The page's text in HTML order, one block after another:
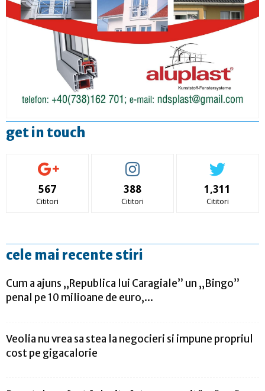
get in touch
567
Cititori
388
Cititori
1,311
Cititori
cele mai recente stiri
Cum a ajuns „Republica lui Caragiale” un „Bingo”
penal pe 10 milioane de euro,...
Veolia nu vrea sa stea la negocieri si impune propriul
cost pe gigacalorie